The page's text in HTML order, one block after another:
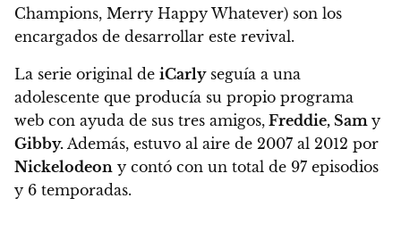
Champions, Merry Happy Whatever) son los
encargados de desarrollar este revival.
La serie original de iCarlyseguía a una
adolescente que producía su propio programa
web con ayuda de sus tres amigos, Freddie, Sam y
Gibby. Además, estuvo al aire de 2007 al 2012 por
Nickelodeon y contó con un total de 97 episodios
y 6 temporadas.